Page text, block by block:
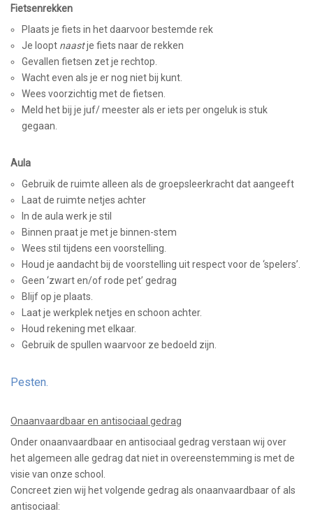
Fietsenrekken
Plaats je fiets in het daarvoor bestemde rek
Je loopt naastje fiets naar de rekken
Gevallen fietsen zet je rechtop.
Wacht even als je er nog niet bij kunt.
Wees voorzichtig met de fietsen.
Meld het bij je juf/ meester als er iets per ongeluk is stuk
gegaan.
Aula
Gebruik de ruimte alleen als de groepsleerkracht dat aangeeft
Laat de ruimte netjes achter
In de aula werk je stil
Binnen praat je met je binnen-stem
Wees stil tijdens een voorstelling.
Houd je aandacht bij de voorstelling uit respect voor de ‘spelers’.
Geen ‘zwart en/of rode pet’ gedrag
Blijf op je plaats.
Laat je werkplek netjes en schoon achter.
Houd rekening met elkaar.
Gebruik de spullen waarvoor ze bedoeld zijn.
Pesten.
Onaanvaardbaar en antisociaal gedrag
Onder onaanvaardbaar en antisociaal gedrag verstaan wij over
het algemeen alle gedrag dat niet in overeenstemming is met de
visie van onze school.
Concreet zien wij het volgende gedrag als onaanvaardbaar of als
antisociaal: